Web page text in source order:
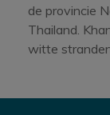
de provincie
Thailand.
witte